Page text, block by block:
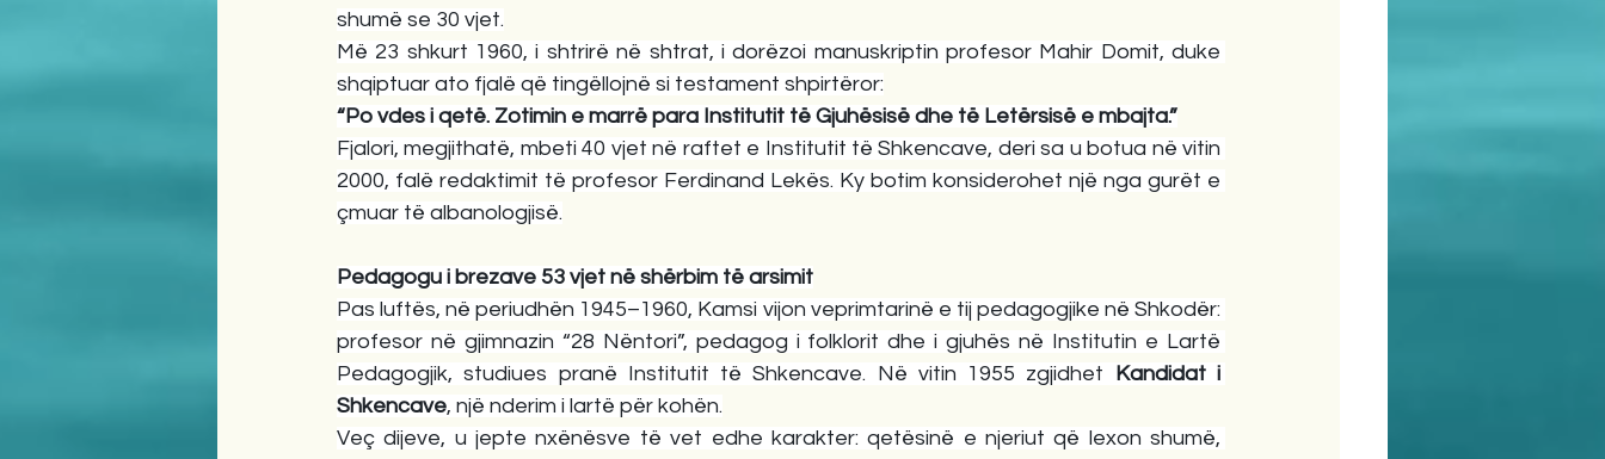
shumë se 30 vjet.
Më 23 shkurt 1960, i shtrirë në shtrat, i dorëzoi manuskriptin profesor Mahir Domit, duke
shqiptuar ato fjalë që tingëllojnë si testament shpirtëror:
“Po vdes i qetë. Zotimin e marrë para Institutit të Gjuhësisë dhe të Letërsisë e mbajta.”
Fjalori, megjithatë, mbeti 40 vjet në raftet e Institutit të Shkencave, deri sa u botua në vitin
2000, falë redaktimit të profesor Ferdinand Lekës. Ky botim konsiderohet një nga gurët e
çmuar të albanologjisë.
Pedagogu i brezave 53 vjet në shërbim të arsimit
Pas luftës, në periudhën 1945–1960, Kamsi vijon veprimtarinë e tij pedagogjike në Shkodër:
profesor në gjimnazin “28 Nëntori”, pedagog i folklorit dhe i gjuhës në Institutin e Lartë
Pedagogjik, studiues pranë Institutit të Shkencave. Në vitin 1955 zgjidhet
Kandidat i
Shkencave, një nderim i lartë për kohën.
Veç dijeve, u jepte nxënësve të vet edhe karakter: qetësinë e njeriut që lexon shumë,